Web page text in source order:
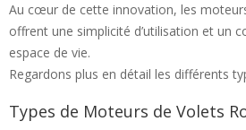
Au cœur de cette innovation, les
offrent une simplicité d’utilisation et un
espace de vie.
Regardons plus en détail les différents
Types de Moteurs de Volets